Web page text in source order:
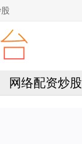
网络配资炒股